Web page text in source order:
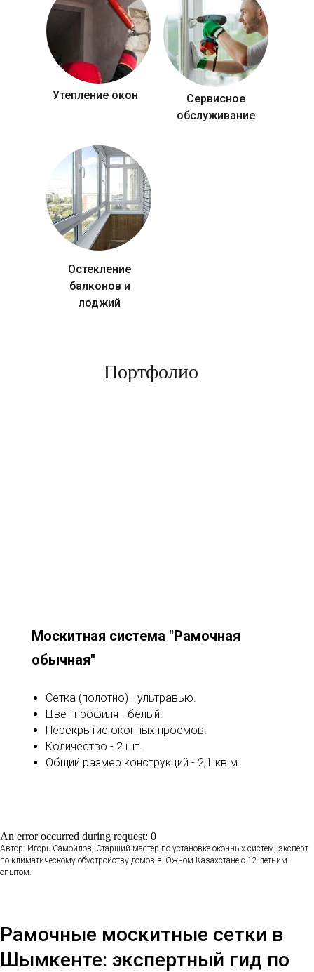
Утепление окон
Сервисное
обслуживание
Остекление
балконов и
лоджий
Портфолио
Москитная система "Рамочная
обычная"
Сетка (полотно) - ультравью.
Цвет профиля - белый.
Перекрытие оконных проёмов.
Количество - 2 шт.
Общий размер конструкций - 2,1 кв.м.
An error occurred during request: 0
Автор: Игорь Самойлов, Старший мастер по установке оконных систем, эксперт
по климатическому обустройству домов в Южном Казахстане с 12-летним
опытом.
Рамочные москитные сетки в
Шымкенте: экспертный гид по